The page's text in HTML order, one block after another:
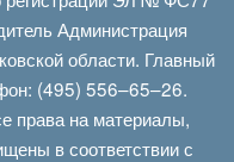
Администрация
области. Главный
(495) 556–65–26.
права на материалы,
в соответствии с